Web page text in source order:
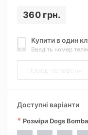
360 грн.
Купити в один
Введіть номер
Доступні варіанти
* Розміри Dogs Bomba